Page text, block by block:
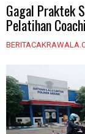
Gagal Praktek
Pelatihan